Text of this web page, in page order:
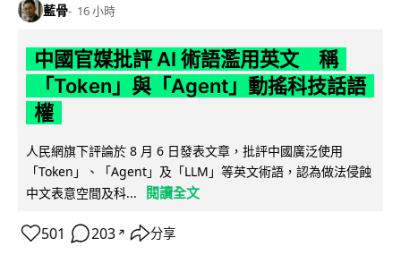
藍骨 16 小時
中國官媒批評 AI 術語濫用英文 稱
「Token」與「Agent」動搖科技話語
權
人民網旗下評論於 8 月 6 日發表文章，批評中國廣泛使用
「Token」、「Agent」及「LLM」等英文術語，認為做法侵蝕
中文表意空間及科...
閱讀全文
501 203 ↗ 分享